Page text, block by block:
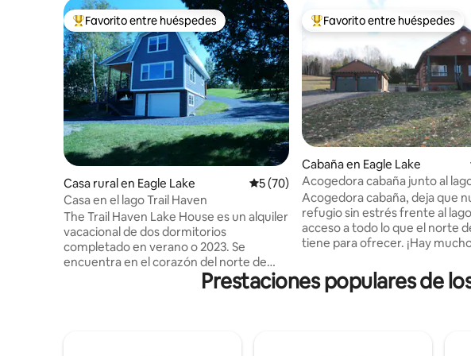
Favorito entre los huéspedes más destacados
Favorito entre huéspedes
Casa rural en Eagle Lake Calificación promedio: 5 de 5. 70
5 (70)
Casa en el lago Trail Haven
The Trail Haven Lake House es un alquiler
vacacional de dos dormitorios
completado en verano o 2023. Se
encuentra en el corazón del norte de
Maine en Eagle Lake. Si te gustan los
deportes al aire libre o simplemente
Favorito entre los huéspedes
Favorito entre huéspedes
Cabaña en Eagle Lake
Acogedora cabaña junto al
Lake, Maine
Acogedora cabaña, deja que
refugio sin estrés frente al
acceso a todo lo que el norte
tiene para ofrecer. ¡Hay mucho que
a senderos para motos de
nieve/todoterreno o, en
Prestaciones populares de